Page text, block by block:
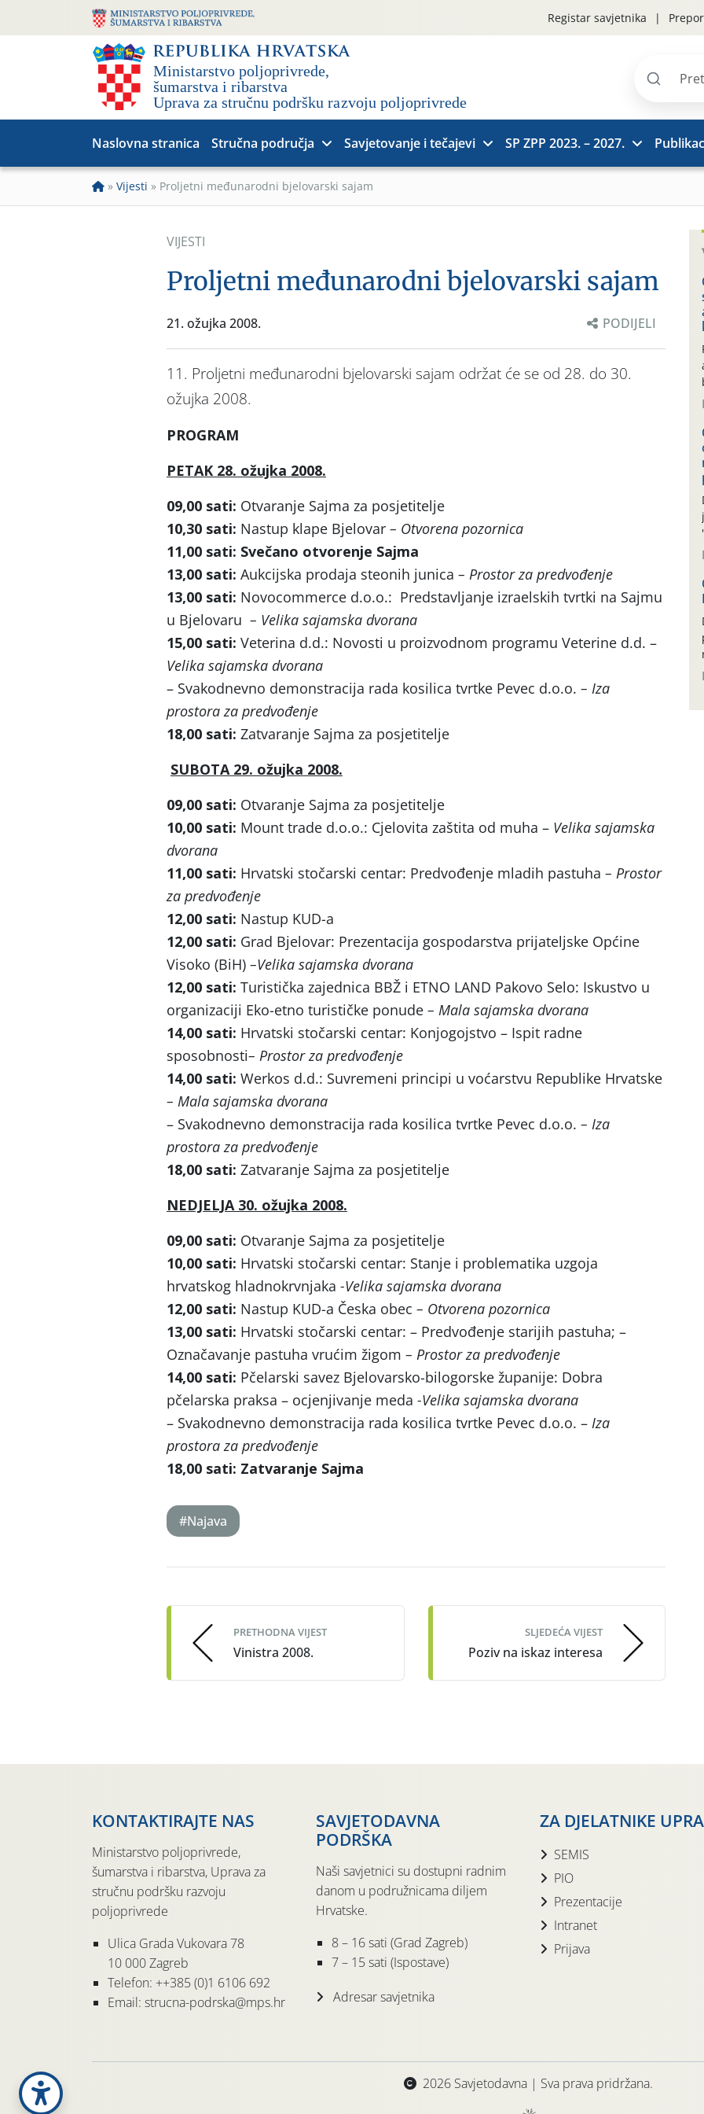
Registar savjetnika
Pretraži
Naslovna stranica Stručna područja Savjetovanje i tečajevi SP ZPP 2023. – 2027.
» Vijesti » Proljetni međunarodni bjelovarski sajam
VIJESTI
Proljetni međunarodni bjelovarski sajam
21. ožujka 2008. PODIJELI
11. Proljetni međunarodni bjelovarski sajam održat će se od 28. do 30.
ožujka 2008.
PROGRAM
PETAK 28. ožujka 2008.
09,00 sati: Otvaranje Sajma za posjetitelje
10,30 sati: Nastup klape Bjelovar – Otvorena pozornica
11,00 sati: Svečano otvorenje Sajma
13,00 sati: Aukcijska prodaja steonih junica – Prostor za predvođenje
13,00 sati: Novocommerce d.o.o.: Predstavljanje izraelskih tvrtki na Sajmu
u Bjelovaru – Velika sajamska dvorana
15,00 sati: Veterina d.d.: Novosti u proizvodnom programu Veterine d.d. –
Velika sajamska dvorana
– Svakodnevno demonstracija rada kosilica tvrtke Pevec d.o.o. – Iza
prostora za predvođenje
18,00 sati: Zatvaranje Sajma za posjetitelje
SUBOTA 29. ožujka 2008.
09,00 sati: Otvaranje Sajma za posjetitelje
10,00 sati: Mount trade d.o.o.: Cjelovita zaštita od muha – Velika sajamska
dvorana
11,00 sati: Hrvatski stočarski centar: Predvođenje mladih pastuha – Prostor
za predvođenje
12,00 sati: Nastup KUD-a
12,00 sati: Grad Bjelovar: Prezentacija gospodarstva prijateljske Općine
Visoko (BiH) –Velika sajamska dvorana
12,00 sati: Turistička zajednica BBŽ i ETNO LAND Pakovo Selo: Iskustvo u
organizaciji Eko-etno turističke ponude – Mala sajamska dvorana
14,00 sati: Hrvatski stočarski centar: Konjogojstvo – Ispit radne
sposobnosti– Prostor za predvođenje
14,00 sati: Werkos d.d.: Suvremeni principi u voćarstvu Republike Hrvatske
– Mala sajamska dvorana
– Svakodnevno demonstracija rada kosilica tvrtke Pevec d.o.o. – Iza
prostora za predvođenje
18,00 sati: Zatvaranje Sajma za posjetitelje
NEDJELJA 30. ožujka 2008.
09,00 sati: Otvaranje Sajma za posjetitelje
10,00 sati: Hrvatski stočarski centar: Stanje i problematika uzgoja
hrvatskog hladnokrvnjaka -Velika sajamska dvorana
12,00 sati: Nastup KUD-a Česka obec – Otvorena pozornica
13,00 sati: Hrvatski stočarski centar: – Predvođenje starijih pastuha; –
Označavanje pastuha vrućim žigom – Prostor za predvođenje
14,00 sati: Pčelarski savez Bjelovarsko-bilogorske županije: Dobra
pčelarska praksa – ocjenjivanje meda -Velika sajamska dvorana
– Svakodnevno demonstracija rada kosilica tvrtke Pevec d.o.o. – Iza
prostora za predvođenje
18,00 sati: Zatvaranje Sajma
#Najava
navigation
PRETHODNA VIJEST
Vinistra 2008.
SLJEDEĆA VIJEST
Poziv na iskaz interesa
KONTAKTIRAJTE NAS
Ministarstvo poljoprivrede,
šumarstva i ribarstva, Uprava za
stručnu podršku razvoju
poljoprivrede
Ulica Grada Vukovara 78
10 000 Zagreb
Telefon: ++385 (0)1 6106 692
Email: strucna-podrska@mps.hr
SAVJETODAVNA
PODRŠKA
Naši savjetnici su dostupni radnim
danom u podružnicama diljem
Hrvatske.
8 – 16 sati (Grad Zagreb)
7 – 15 sati (Ispostave)
Adresar savjetnika
ZA DJELATNIKE
SEMIS
PIO
Prezentacije
Intranet
Prijava
2026 Savjetodavna | Sva prava pridržana.